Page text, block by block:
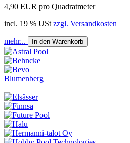
4,90 EUR pro Quadratmeter
incl. 19 % USt zzgl. Versandkosten
mehr... In den Warenkorb
Blumenberg